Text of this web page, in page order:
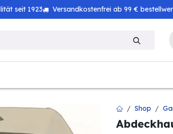
seit 1923 Versandkostenfrei ab 99 €
Shop